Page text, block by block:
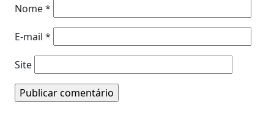
Nome*
E-mail *
Site